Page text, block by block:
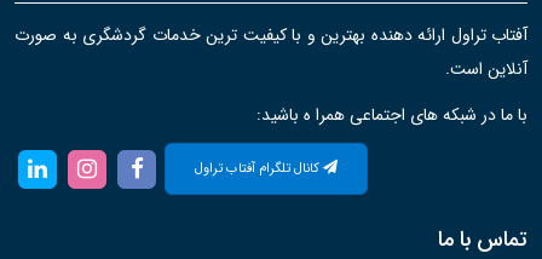
آفتاب تراول ارائه دهنده بهترین و با کیفیت ترین خدمات گردشگری به صورت
آنلاین است.
با ما در شبکه های اجتماعی همرا ه باشید:
کانال تلگرام آفتاب تراول
تماس با ما